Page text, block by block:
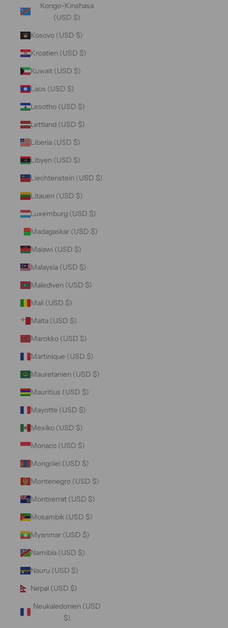
Kongo-Kinshasa
(USD $)
Kosovo (USD $)
Kroatien (USD $)
Kuwait (USD $)
Laos (USD $)
Lesotho (USD $)
Lettland (USD $)
Liberia (USD $)
Libyen (USD $)
Liechtenstein (USD $)
Litauen (USD $)
Luxemburg (USD $)
Madagaskar (USD $)
Malawi (USD $)
Malaysia (USD $)
Malediven (USD $)
Mali (USD $)
Malta (USD $)
Marokko (USD $)
Martinique (USD $)
Mauretanien (USD $)
Mauritius (USD $)
Mayotte (USD $)
Mexiko (USD $)
Monaco (USD $)
Mongolei (USD $)
Montenegro (USD $)
Montserrat (USD $)
Mosambik (USD $)
Myanmar (USD $)
Namibia (USD $)
Nauru (USD $)
Nepal (USD $)
Neukaledonien (USD
$)